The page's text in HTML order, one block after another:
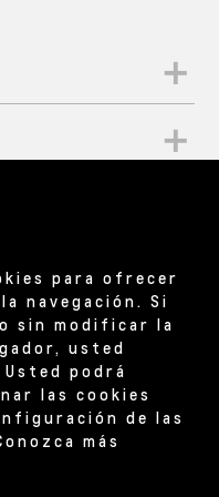
para ofrecer
navegación. Si
sin modificar la
usted
podrá
las cookies
de las
más